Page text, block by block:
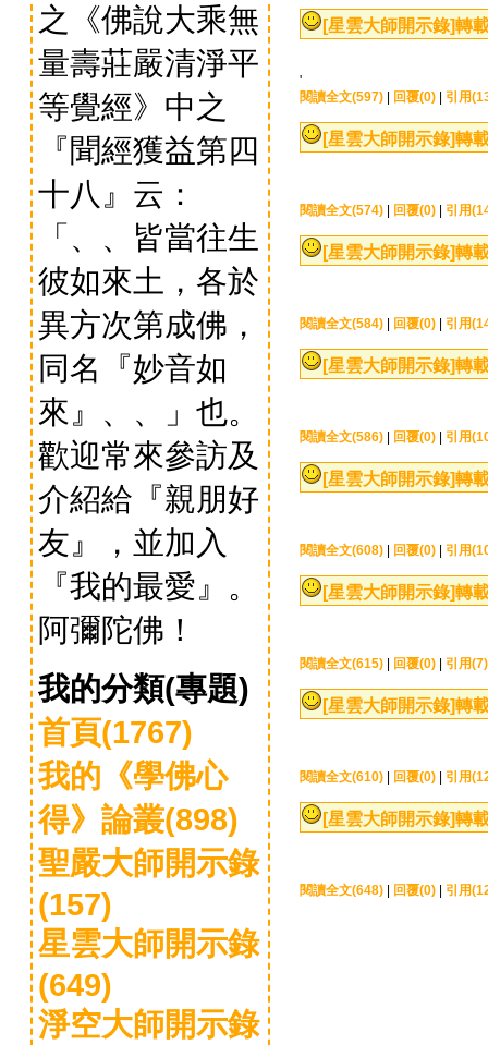
之《佛說大乘無
量壽莊嚴清淨平
等覺經》中之
『聞經獲益第四
十八』云：
「、、皆當往生
彼如來土，各於
異方次第成佛，
同名『妙音如
來』、、」也。
歡迎常來參訪及
介紹給『親朋好
友』，並加入
『我的最愛』。
阿彌陀佛！
我的分類(專題)
首頁(1767)
我的《學佛心
得》論叢(898)
聖嚴大師開示錄
(157)
星雲大師開示錄
(649)
淨空大師開示錄
[星雲大師開示錄]轉
'
閱讀全文(597)
回覆(0) 引用
[星雲大師開示錄]轉
閱讀全文(574) 回覆(0) 引用
[星雲大師開示錄]轉
閱讀全文(584) 回覆(0) 引用
[星雲大師開示錄]轉
閱讀全文(586) 回覆(0) 引用
[星雲大師開示錄]轉
閱讀全文(608) 回覆(0) 引用
[星雲大師開示錄]轉
閱讀全文(615) 回覆(0) 引用(7)
[星雲大師開示錄]轉
閱讀全文(610) 回覆(0) 引用
[星雲大師開示錄]轉
閱讀全文(648) 回覆(0) 引用